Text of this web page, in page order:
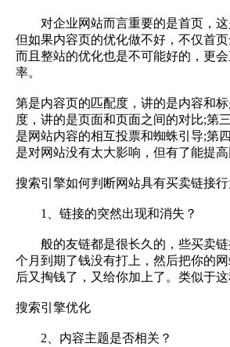
对企业网站而言重要的是首页，这
但如果内容页的优化做不好，不仅首页
而且整站的优化也是不可能好的，更
率。
第是内容页的匹配度，讲的是内容和
度，讲的是页面和页面之间的对比;第
是网站内容的相互投票和蜘蛛引导;第
是对网站没有太大影响，但有了能提高
搜索引擎如何判断网站具有买卖链接行
1、链接的突然出现和消失？
般的友链都是很长久的，些买卖链
个月到期了钱没有打上，然后把你的
后又掏钱了，又给你加上了。类似于
搜索引擎优化
2、内容主题是否相关？